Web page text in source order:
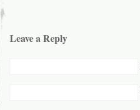
Leave a Reply